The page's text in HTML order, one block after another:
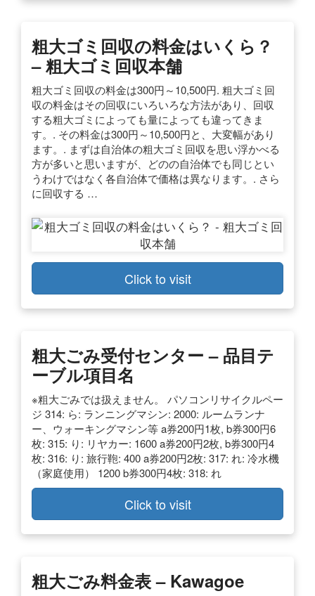
粗大ゴミ回収の料金はいくら？
– 粗大ゴミ回収本舗
粗大ゴミ回収の料金は300円～10,500円. 粗大ゴミ回
収の料金はその回収にいろいろな方法があり、回収
する粗大ゴミによっても量によっても違ってきま
す。. その料金は300円～10,500円と、大変幅があり
ます。. まずは自治体の粗大ゴミ回収を思い浮かべる
方が多いと思いますが、どのの自治体でも同じとい
うわけではなく各自治体で価格は異なります。. さら
に回収する …
Click to visit
粗大ごみ受付センター – 品目テ
ーブル項目名
※粗大ごみでは扱えません。 パソコンリサイクルペー
ジ 314: ら: ランニングマシン: 2000: ルームランナ
ー、ウォーキングマシン等 a券200円1枚, b券300円6
枚: 315: り: リヤカー: 1600 a券200円2枚, b券300円4
枚: 316: り: 旅行鞄: 400 a券200円2枚: 317: れ: 冷水機
（家庭使用） 1200 b券300円4枚: 318: れ
Click to visit
粗大ごみ料金表 – Kawagoe